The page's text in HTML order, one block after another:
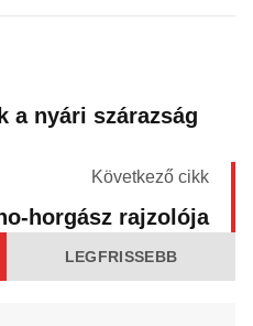
a nyári szárazság
Következő cikk
horgász rajzolója
LEGFRISSEBB